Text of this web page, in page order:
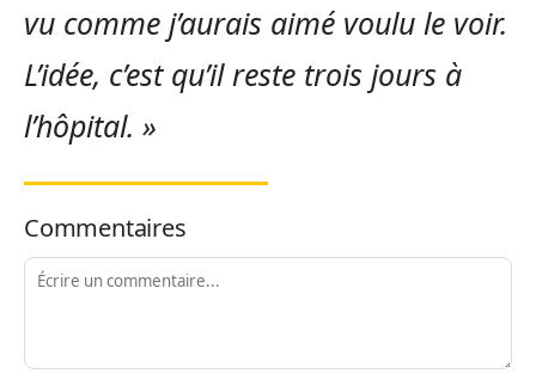
vu comme j’aurais aimé voulu le voir.
L’idée, c’est qu’il reste trois jours à
l’hôpital. »
Commentaires